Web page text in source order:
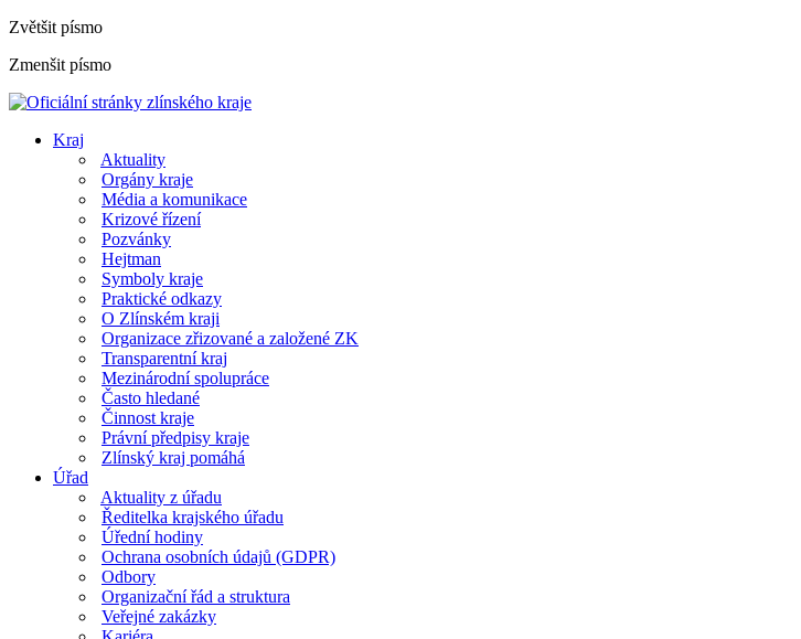
Zvětšit písmo
Zmenšit písmo
Kraj
Aktuality
Orgány kraje
Média a komunikace
Krizové řízení
Pozvánky
Hejtman
Symboly kraje
Praktické odkazy
O Zlínském kraji
Organizace zřizované a založené ZK
Transparentní kraj
Mezinárodní spolupráce
Často hledané
Činnost kraje
Právní předpisy kraje
Zlínský kraj pomáhá
Úřad
Aktuality z úřadu
Ředitelka krajského úřadu
Úřední hodiny
Ochrana osobních údajů (GDPR)
Odbory
Organizační řád a struktura
Veřejné zakázky